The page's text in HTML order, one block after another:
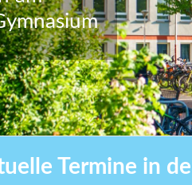
Termine in